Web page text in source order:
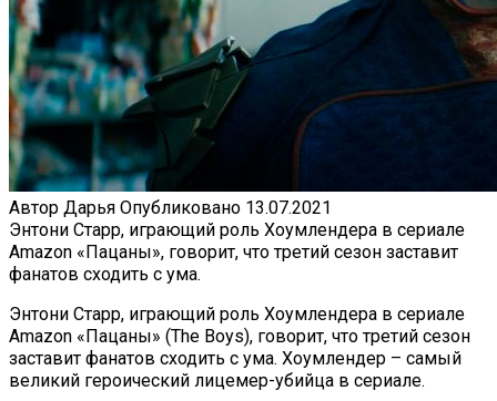
Автор Дарья Опубликовано 13.07.2021
Энтони Старр, играющий роль Хоумлендера в сериале
Amazon «Пацаны», говорит, что третий сезон заставит
фанатов сходить с ума.
Энтони Старр, играющий роль Хоумлендера в сериале
Amazon «Пацаны» (The Boys), говорит, что третий сезон
заставит фанатов сходить с ума. Хоумлендер – самый
великий героический лицемер-убийца в сериале.